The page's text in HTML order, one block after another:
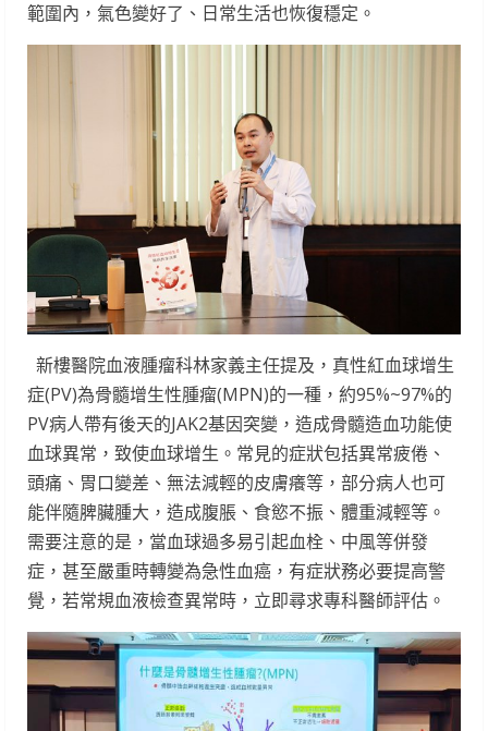
範圍內，氣色變好了、日常生活也恢復穩定。
新樓醫院血液腫瘤科林家義主任提及，真性紅血球增生
症(PV)為骨髓增生性腫瘤(MPN)的一種，約95%~97%的
PV病人帶有後天的JAK2基因突變，造成骨髓造血功能使
血球異常，致使血球增生。常見的症狀包括異常疲倦、
頭痛、胃口變差、無法減輕的皮膚癢等，部分病人也可
能伴隨脾臟腫大，造成腹脹、食慾不振、體重減輕等。
需要注意的是，當血球過多易引起血栓、中風等併發
症，甚至嚴重時轉變為急性血癌，有症狀務必要提高警
覺，若常規血液檢查異常時，立即尋求專科醫師評估。